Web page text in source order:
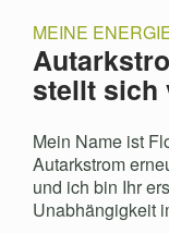
MEINE
stellt sich
Mein Name ist
Autarkstrom
und ich bin Ihr
Unabhängigkeit